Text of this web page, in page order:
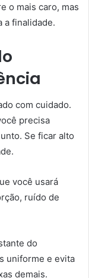
o mais caro, mas
a finalidade.
com cuidado.
precisa
Se ficar alto
você usará
ruído de
do
uniforme e evita
demais.